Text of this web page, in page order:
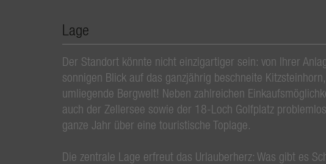
Lage
Der Standort könnte nicht einzigartiger sein: von Ihrer
sonnigen Blick auf das ganzjährig beschneite
umliegende Bergwelt! Neben zahlreichen
auch der Zellersee sowie der 18-Loch Golfplatz
ganze Jahr über eine touristische Toplage.
Die zentrale Lage erfreut das Urlauberherz: Was gibt es